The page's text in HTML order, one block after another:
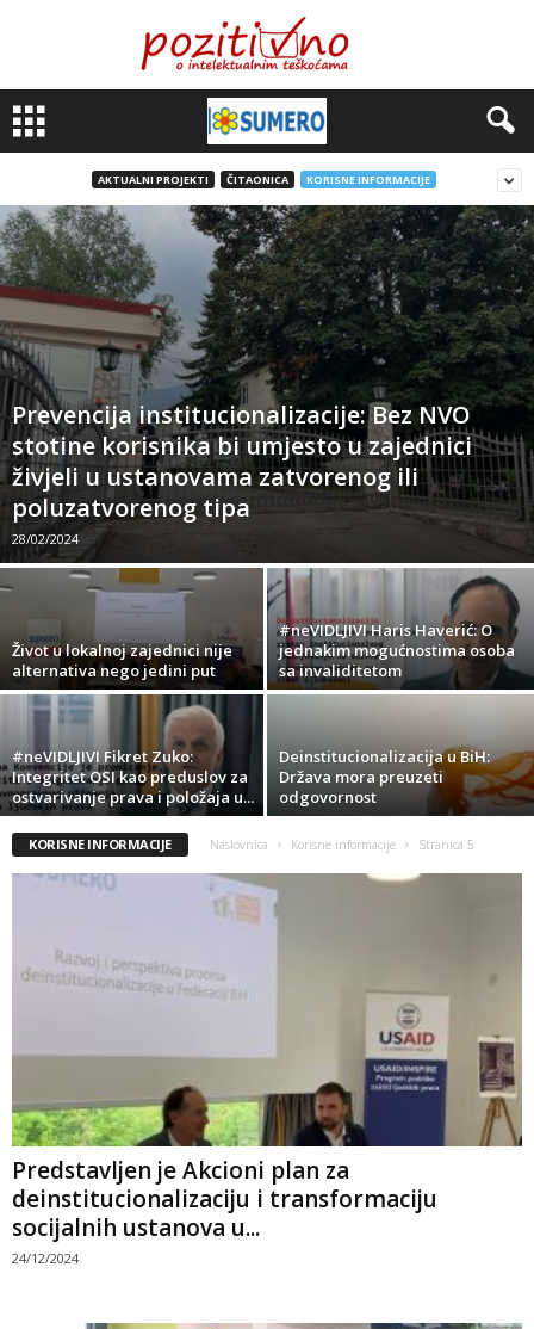
AKTUALNI PROJEKTI ČITAONICA KORISNE INFORMACIJE
Prevencija institucionalizacije: Bez NVO
stotine korisnika bi umjesto u zajednici
živjeli u ustanovama zatvorenog ili
poluzatvorenog tipa
28/02/2024
Život u lokalnoj zajednici nije
alternativa nego jedini put
#neVIDLJIVI Haris Haverić: O
jednakim mogućnostima osoba
sa invaliditetom
#neVIDLJIVI Fikret Zuko:
Integritet OSI kao preduslov za
ostvarivanje prava i položaja u...
Deinstitucionalizacija u BiH:
Država mora preuzeti
odgovornost
KORISNE INFORMACIJE Naslovnica Korisne informacije Stranica 5
Predstavljen je Akcioni plan za
deinstitucionalizaciju i transformaciju
socijalnih ustanova u...
24/12/2024